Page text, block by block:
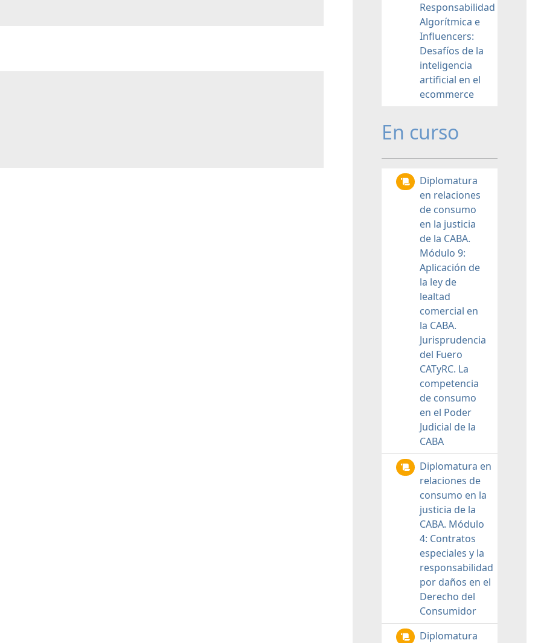
Responsabilidad
Algorítmica e
Influencers:
Desafíos de la
inteligencia
artificial en el
ecommerce
En curso
Diplomatura
en relaciones
de consumo
en la justicia
de la CABA.
Módulo 9:
Aplicación de
la ley de
lealtad
comercial en
la CABA.
Jurisprudencia
del Fuero
CATyRC. La
competencia
de consumo
en el Poder
Judicial de la
CABA
Diplomatura en
relaciones de
consumo en la
justicia de la
CABA. Módulo
4: Contratos
especiales y la
responsabilidad
por daños en el
Derecho del
Consumidor
Diplomatura